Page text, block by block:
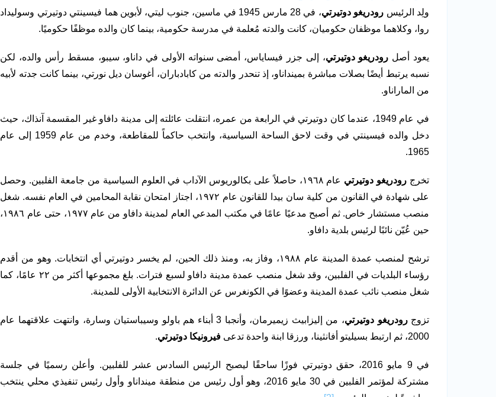
ولِد الرئيس رودريغو دوتيرتي
، في 28 مارس 1945 في ماسين، جنوب ليتي، لأبوين هما فيسينتي دوتيرتي وسوليداد
روا، وكلاهما موظفان حكوميان، كانت والدته مُعلمة في مدرسة حكومية، بينما كان والده موظفًا حكوميًا.
يعود أصل رودريغو دوتيرتي، إلى جزر فيساياس، أمضى سنواته الأولى في داناو، سيبو، مسقط رأس والده، لكن
نسبه يرتبط أيضًا بصلات مباشرة بمينداناو، إذ تنحدر والدته من كابادباران، أغوسان ديل نورتي، بينما كانت جدته لأبيه
من الماراناو.
في عام 1949، عندما كان دوتيرتي في الرابعة من عمره، انتقلت عائلته إلى مدينة دافاو غير المقسمة آنذاك، حيث
دخل والده فيسينتي في وقت لاحق الساحة السياسية، وانتخب حاكماً للمقاطعة، وخدم من عام 1959 إلى عام
1965.
تخرج رودريغو دوتيرتي
عام ١٩٦٨، حاصلاً على بكالوريوس الآداب في العلوم السياسية من جامعة الفلبين. وحصل
على شهادة في القانون من كلية سان بيدا للقانون عام ١٩٧٢، اجتاز امتحان نقابة المحامين في العام نفسه. شغل
منصب مستشار خاص. ثم أصبح مدعيًا عامًا في مكتب المدعي العام لمدينة دافاو من عام ١٩٧٧، حتى عام ١٩٨٦،
حين عُيّن نائبًا لرئيس بلدية دافاو.
ترشح لمنصب عمدة المدينة عام ١٩٨٨، وفاز به، ومنذ ذلك الحين، لم يخسر دوتيرتي أي انتخابات. وهو من أقدم
رؤساء البلديات في الفلبين، وقد شغل منصب عمدة مدينة دافاو لسبع فترات. بلغ مجموعها أكثر من ٢٢ عامًا، كما
شغل منصب نائب عمدة المدينة وعضوًا في الكونغرس عن الدائرة الانتخابية الأولى للمدينة.
تزوجرودريغو دوتيرتي
، من إليزابيث زيميرمان، وأنجبا 3 أبناء هم باولو وسيباستيان وسارة، وانتهت علاقتهما عام
2000، ثم ارتبط بسيليتو أفانثينا، ورزقا ابنة واحدة تدعى
فيرونيكا دوتيرتي.
في 9 مايو 2016، حقق دوتيرتي فوزًا ساحقًا ليصبح الرئيس السادس عشر للفلبين. وأعلن رسميًا في جلسة
مشتركة لمؤتمر الفلبين في 30 مايو 2016، وهو أول رئيس من منطقة مينداناو وأول رئيس تنفيذي محلي ينتخب